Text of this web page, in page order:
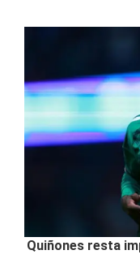
Quiñones resta